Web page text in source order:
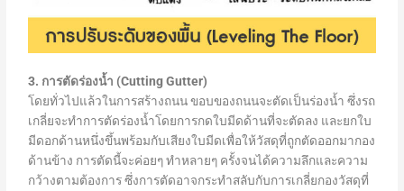
3. การตัดร่องน้ำ (Cutting Gutter)
โดยทั่วไปแล้วในการสร้างถนน ขอบของถนนจะตัดเป็นร่องน้ำ ซึ่งรถ
เกลี่ยจะทำการตัดร่องน้ำโดยการกดใบมีดด้านที่จะตัดลง และยกใบ
มีดอกด้านหนึ่งขึ้นพร้อมกับเสียงใบมีดเพื่อให้วัสดุที่ถูกตัดออกมากอง
ด้านข้าง การตัดนี้จะค่อยๆ ทำหลายๆ ครั้งจนได้ความลึกและความ
กว้างตามต้องการ ซึ่งการตัดอาจกระทำสลับกับการเกลี่ยกองวัสดุที่